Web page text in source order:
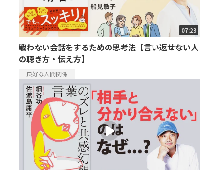
07:23
戦わない会話をするための思考法【言い返せない人
の聴き方・伝え方】
良好な人間関係